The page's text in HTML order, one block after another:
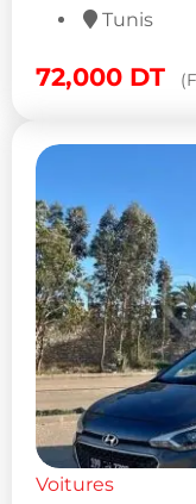
Tunis
72,000 DT
Voitures